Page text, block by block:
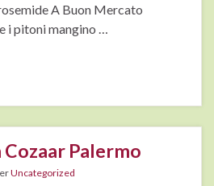
A Buon Mercato
i pitoni mangino …
Palermo
Uncategorized